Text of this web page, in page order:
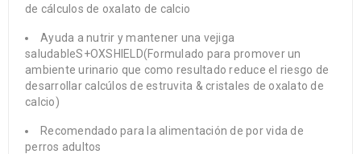
de cálculos de oxalato de calcio
Ayuda a nutrir y mantener una vejiga
saludableS+OXSHIELD(Formulado para promover un
ambiente urinario que como resultado reduce el riesgo de
desarrollar calcúlos de estruvita & cristales de oxalato de
calcio)
Recomendado para la alimentación de por vida de
perros adultos